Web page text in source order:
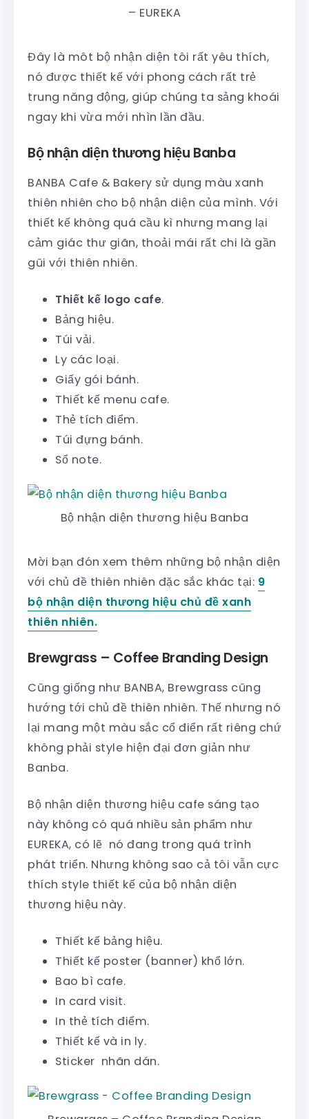
– EUREKA
Đây là môt bộ nhận diện tôi rất yêu thích,
nó được thiết kế với phong cách rất trẻ
trung năng động, giúp chúng ta sảng khoái
ngay khi vừa mới nhìn lần đầu.
Bộ nhận diện thương hiệu Banba
BANBA Cafe & Bakery sử dụng màu xanh
thiên nhiên cho bộ nhận diện của mình. Với
thiết kế không quá cầu kì nhưng mang lại
cảm giác thư giãn, thoải mái rất chi là gần
gũi với thiên nhiên.
Thiết kế logo cafe.
Bảng hiệu.
Túi vải.
Ly các loại.
Giấy gói bánh.
Thiết kế menu cafe.
Thẻ tích điểm.
Túi đựng bánh.
Sổ note.
Bộ nhận diện thương hiệu Banba
Mời bạn đón xem thêm những bộ nhận diện
với chủ đề thiên nhiên đặc sắc khác tại: 9
bộ nhận diện thương hiệu chủ đề xanh
thiên nhiên.
Brewgrass – Coffee Branding Design
Cũng giống như BANBA, Brewgrass cũng
hướng tới chủ đề thiên nhiên. Thế nhưng nó
lại mang một màu sắc cổ điển rất riêng chứ
không phải style hiện đại đơn giản như
Banba.
Bộ nhận diện thương hiệu cafe sáng tạo
này không có quá nhiều sản phẩm như
EUREKA, có lẽ nó đang trong quá trình
phát triển. Nhưng không sao cả tôi vẫn cực
thích style thiết kế của bộ nhận diện
thương hiệu này.
Thiết kế bảng hiệu.
Thiết kế poster (banner) khổ lớn.
Bao bì cafe.
In card visit.
In thẻ tích điểm.
Thiết kế và in ly.
Sticker nhãn dán.